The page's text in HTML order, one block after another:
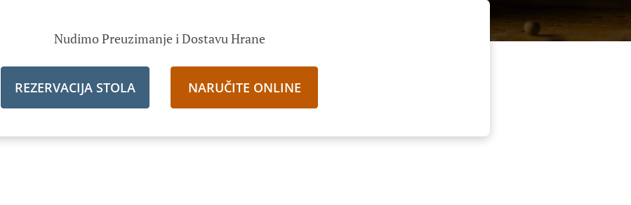
Nudimo Preuzimanje i Dostavu Hrane
REZERVACIJA STOLA NARUČITE ONLINE